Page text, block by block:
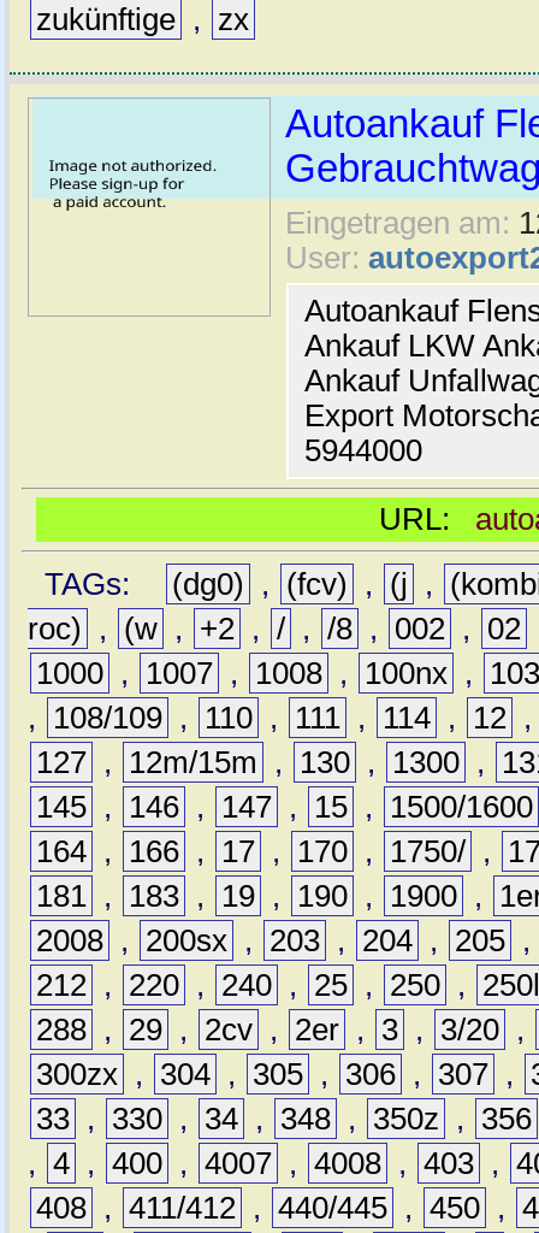
zukünftige , zx
Autoankauf
Eingetragen am:
User:
Autoankauf
Ankauf LKW
Ankauf
Export
5944000
URL:
TAGs:
(dg0) , (fcv) , (j ,
roc)
, (w , +2 , / , /8 , 002 , 02
1000 , 1007 , 1008 , 100nx ,
,
108/109 , 110 , 111 , 114 , 12
127 , 12m/15m , 130 , 1300 ,
145 , 146 , 147 , 15 ,
1500/1600
164 , 166 , 17 , 170 , 1750/ ,
181 , 183 , 19 , 190 , 1900 ,
2008 , 200sx , 203 , 204 , 205 ,
212 , 220 , 240 , 25 , 250 ,
288 , 29 , 2cv , 2er , 3 , 3/20 ,
300zx , 304 , 305 , 306 , 307 ,
33 , 330 , 34 , 348 , 350z ,
356
, 4 , 400 , 4007 , 4008 , 403 ,
408 , 411/412 , 440/445 , 450 ,